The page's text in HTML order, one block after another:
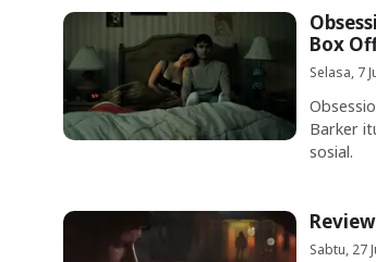
Box
Selasa, 7
Barker
sosial.
Sabtu, 27